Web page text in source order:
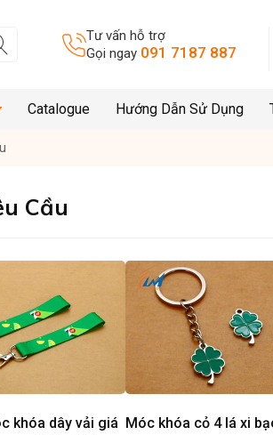
Tư vấn hỗ trợ
Gọi ngay 091 7187 887
Catalogue Hướng Dẫn Sử Dụng
Cầu
khóa dây vải giá Móc khóa cỏ 4 lá xi